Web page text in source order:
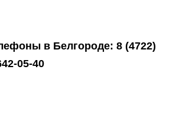
в Белгороде: 8 (4722)
05-40